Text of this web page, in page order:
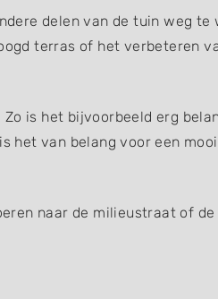
delen van de tuin weg te
terras of het verbeteren
is het bijvoorbeeld erg
het van belang voor een
naar de milieustraat of